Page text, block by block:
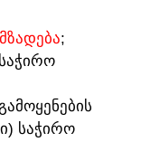
;
ᲡᲐᲭᲘᲠᲝ